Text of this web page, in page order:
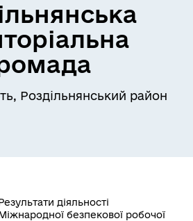
Роздільнянський район
діяльності
безпекової робочої